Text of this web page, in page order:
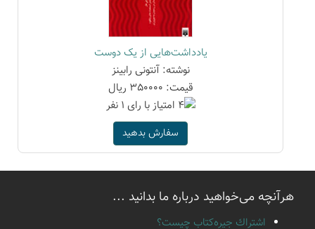
یادداشت‌هایی از یک دوست
نوشته: آنتونی رابینز
قیمت: 350000 ریال
سفارش بدهید
هرآنچه می‌خواهید درباره ما بدانید ...
اشتراك جيره‌كتاب چيست؟